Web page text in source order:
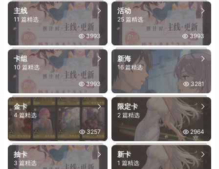
主线
11 篇精选
3993
活动
25 篇精选
3993
卡组
10 篇精选
3993
新海
16 篇精选
3281
金卡
4 篇精选
3257
限定卡
2 篇精选
2964
抽卡
3 篇精选
新卡
1 篇精选